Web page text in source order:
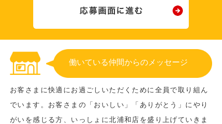
働いている仲間からのメッセージ
お客さまに快適にお過ごしいただくために全員で取り組ん
でいます。お客さまの「おいしい」「ありがとう」にやり
がいを感じる方、いっしょに北浦和店を盛り上げていきま